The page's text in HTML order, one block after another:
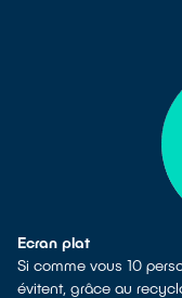
Ecran plat
Si comme vous 10
évitent, grâce au